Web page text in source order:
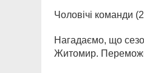
Чоловічі команди
Нагадаємо, що
Житомир.